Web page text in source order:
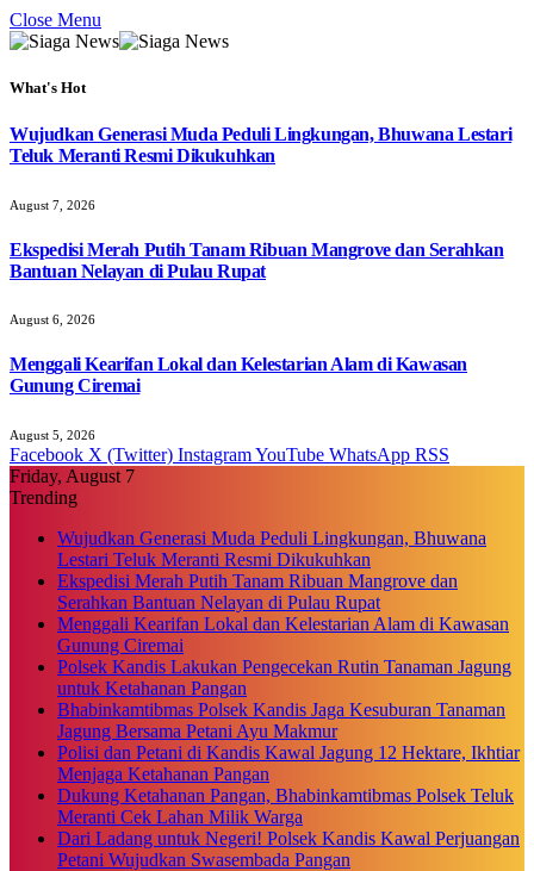
Close Menu
What's Hot
Wujudkan Generasi Muda Peduli Lingkungan, Bhuwana Lestari
Teluk Meranti Resmi Dikukuhkan
August 7, 2026
Ekspedisi Merah Putih Tanam Ribuan Mangrove dan Serahkan
Bantuan Nelayan di Pulau Rupat
August 6, 2026
Menggali Kearifan Lokal dan Kelestarian Alam di Kawasan
Gunung Ciremai
August 5, 2026
Facebook X (Twitter) InstagramYouTube WhatsApp RSS
Friday, August 7
Trending
Wujudkan Generasi Muda Peduli Lingkungan, Bhuwana
Lestari Teluk Meranti Resmi Dikukuhkan
Ekspedisi Merah Putih Tanam Ribuan Mangrove dan
Serahkan Bantuan Nelayan di Pulau Rupat
Menggali Kearifan Lokal dan Kelestarian Alam di Kawasan
Gunung Ciremai
Polsek Kandis Lakukan Pengecekan Rutin Tanaman Jagung
untuk Ketahanan Pangan
Bhabinkamtibmas Polsek Kandis Jaga Kesuburan Tanaman
Jagung Bersama Petani Ayu Makmur
Polisi dan Petani di Kandis Kawal Jagung 12 Hektare, Ikhtiar
Menjaga Ketahanan Pangan
Dukung Ketahanan Pangan, Bhabinkamtibmas Polsek Teluk
Meranti Cek Lahan Milik Warga
Dari Ladang untuk Negeri! Polsek Kandis Kawal Perjuangan
Petani Wujudkan Swasembada Pangan